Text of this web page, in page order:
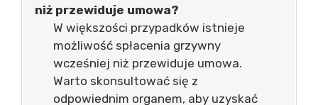
niż przewiduje umowa?
W większości przypadków istnieje
możliwość spłacenia grzywny
wcześniej niż przewiduje umowa.
Warto skonsultować się z
odpowiednim organem, aby uzyskać